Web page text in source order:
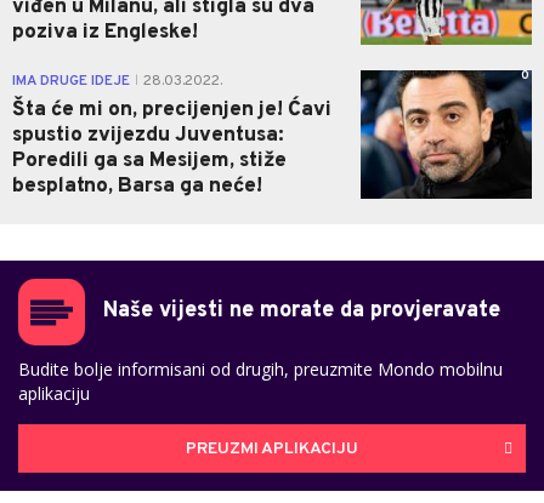
viđen u Milanu, ali stigla su dva
poziva iz Engleske!
IMA DRUGE IDEJE 28.03.2022.
Šta će mi on, precijenjen je! Ćavi
spustio zvijezdu Juventusa:
Poredili ga sa Mesijem, stiže
besplatno, Barsa ga neće!
0
Naše vijesti ne morate da provjeravate
Budite bolje informisani od drugih, preuzmite Mondo mobilnu
aplikaciju
PREUZMI APLIKACIJU